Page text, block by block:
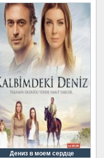
Дениз в моем сердце